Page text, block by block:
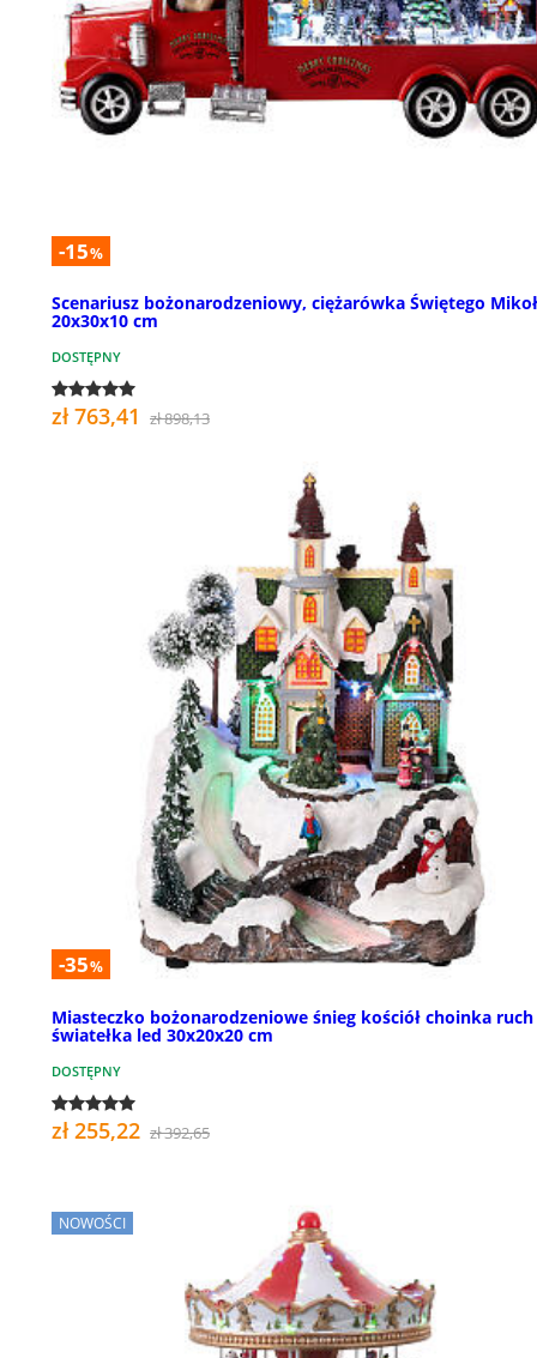
-15%
Scenariusz bożonarodzeniowy, ciężarówka Świętego
20x30x10 cm
DOSTĘPNY
zł 763,41 zł 898,13
-35%
Miasteczko bożonarodzeniowe śnieg kościół choinka ruch
światełka led 30x20x20 cm
DOSTĘPNY
zł 255,22 zł 392,65
NOWOŚCI